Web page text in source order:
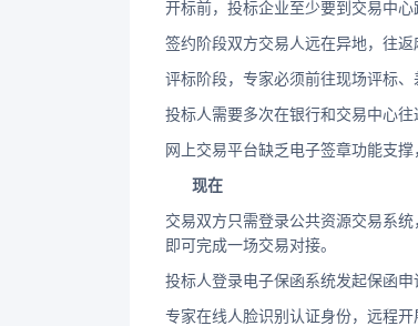
开标前，投标企业至少要到交易中心
签约阶段双方交易人远在异地，往
评标阶段，专家必须前往现场评标、
投标人需要多次在银行和交易中心往
网上交易平台缺乏电子签章功能支
现在
交易双方只需登录公共资源交易系
即可完成一场交易对接。
投标人登录电子保函系统发起保函
专家在线人脸识别认证身份，远程